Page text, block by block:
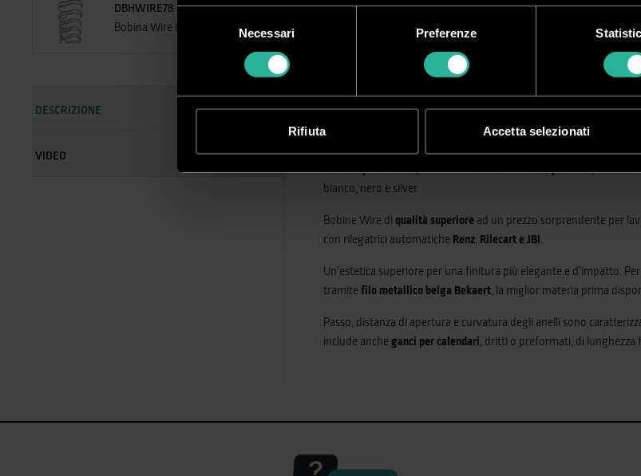
Necessari Preferenze
Rifiuta Accetta selezionati
DBHWIRE78
Bobina Wire I 60.000 anelli
DESCRIZIONE
VIDEO
Spirali metalliche Wire in bobina
bianco, nero e silver.
Bobine Wire di qualità superiore ad un prezzo sorprendente per
con rilegatrici automatiche Renz Rilecart e JBI
Un’estetica superiore per una finitura più elegante e d’impatto.
tramite filo metallico belga Bekaert , la miglior materia prima
Passo, distanza di apertura e curvatura degli anelli sono
include anche ganci per calendari , dritti o preformati, di lunghezza